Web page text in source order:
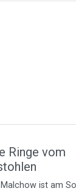
Ringe vom
ist am